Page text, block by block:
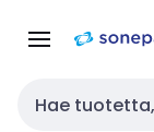
navigointiin
Haku